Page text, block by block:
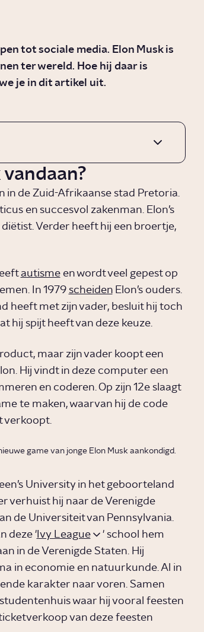
tot sociale media. Elon Musk is
ter wereld. Hoe hij daar is
je in dit artikel uit.
in de Zuid-Afrikaanse stad Pretoria.
en succesvol zakenman. Elon’s
Verder heeft hij een broertje,
autismeen wordt veel gepest op
In 1979 scheidenElon’s ouders.
heeft met zijn vader, besluit hij toch
hij spijt heeft van deze keuze.
maar zijn vader koopt een
Hij vindt in deze computer een
en coderen. Op zijn 12e slaagt
te maken, waarvan hij de code
verkoopt.
game van jonge Elon Musk aankondigd.
University in het geboorteland
verhuist hij naar de Verenigde
de Universiteit van Pennsylvania.
deze 'Ivy League
' school hem
in de Verenigde Staten. Hij
in economie en natuurkunde. Al in
karakter naar voren. Samen
waar hij vooral feesten
van deze feesten